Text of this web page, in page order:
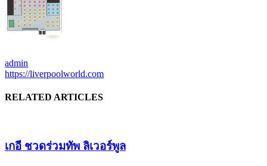
admin
https://liverpoolworld.com
RELATED ARTICLES
เกอี ชวดร่วมทัพ ลิเวอร์พูล